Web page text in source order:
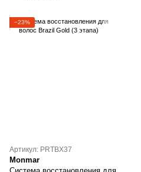
−23%
Артикул: PRTBX37
Monmar